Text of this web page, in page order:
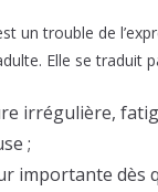
un trouble de
Elle se traduit
irrégulière,
;
importante dès